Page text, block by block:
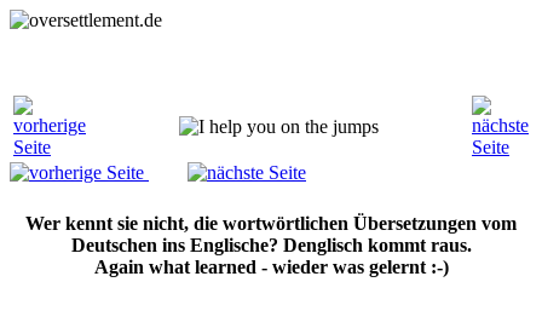
Wer kennt sie nicht, die wortwörtlichen Übersetzungen vom
Deutschen ins Englische? Denglisch kommt raus.
Again what learned - wieder was gelernt :-)